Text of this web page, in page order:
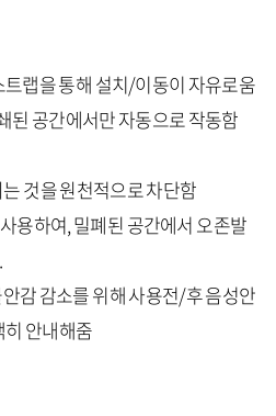
트랩을 통해 설치/이동이 자유로움
된 공간에서만 자동으로 작동함
것을 원천적으로 차단함
용하여, 밀폐된 공간에서 오존발
감 감소를 위해 사용전/후 음성안
안내해줌